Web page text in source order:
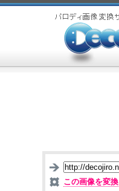
この画像を変換